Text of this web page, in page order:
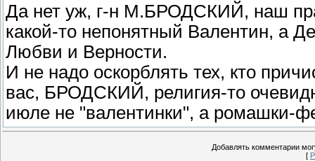
Да нет уж, г-н М.БРОДСКИЙ, наш
какой-то непонятный Валентин, а
Любви и Верности.
И не надо оскорблять тех, кто
вас, БРОДСКИЙ, религия-то
июле не "валентинки", а ромашки-
Добавлять комментарии
[